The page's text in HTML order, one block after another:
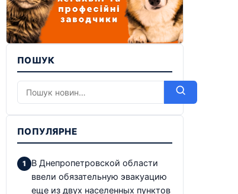
ПОШУК
ПОПУЛЯРНЕ
В Днепропетровской области
ввели обязательную эвакуацию
еще из двух населенных пунктов